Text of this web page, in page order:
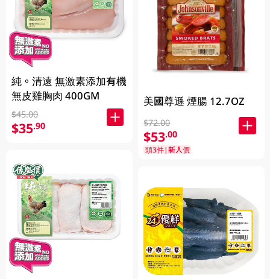
純。清遠 無激素添加有機
無皮雞胸肉 400GM
$45.00
$35.90
美國尊遜 煙腸 12.7OZ
$72.00
$53.00
頭3件|新人價